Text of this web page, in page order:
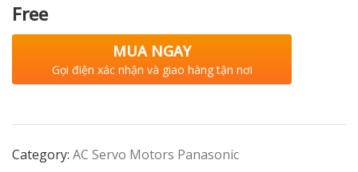
Free
MUA NGAY
Gọi điện xác nhận và giao hàng tận nơi
Category: AC Servo Motors Panasonic